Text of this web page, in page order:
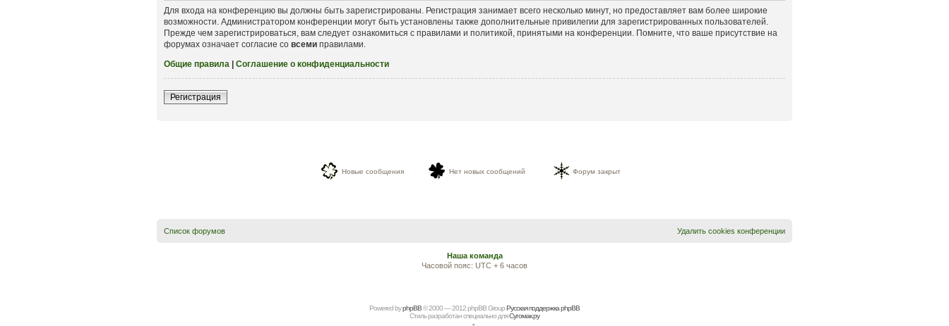
Для входа на конференцию вы должны быть зарегистрированы. Регистрация занимает всего несколько минут, но предоставляет вам более широкие
возможности. Администратором конференции могут быть установлены также дополнительные привилегии для зарегистрированных пользователей.
Прежде чем зарегистрироваться, вам следует ознакомиться с правилами и политикой, принятыми на конференции. Помните, что ваше присутствие на
форумах означает согласие со всеми правилами.
Общие правила | Соглашение о конфиденциальности
Регистрация
Новые сообщения Нет новых сообщений Форум закрыт
Список форумов Удалить cookies конференции
Наша команда
Часовой пояс: UTC + 6 часов
Powered byрhрBВ© 2000 — 2012 рhрBВ GrоupРусская поддержка phpBB
Стиль разработан специально дляСугомак.ру